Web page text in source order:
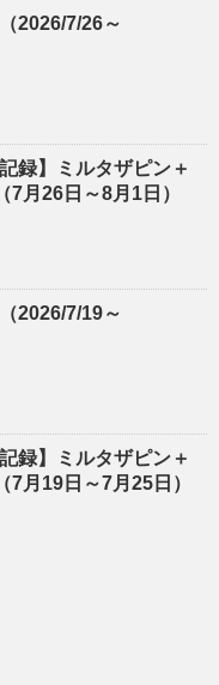
2026/7/26～
録】ミルタザピン＋
7月26日～8月1日）
2026/7/19～
録】ミルタザピン＋
7月19日～7月25日）